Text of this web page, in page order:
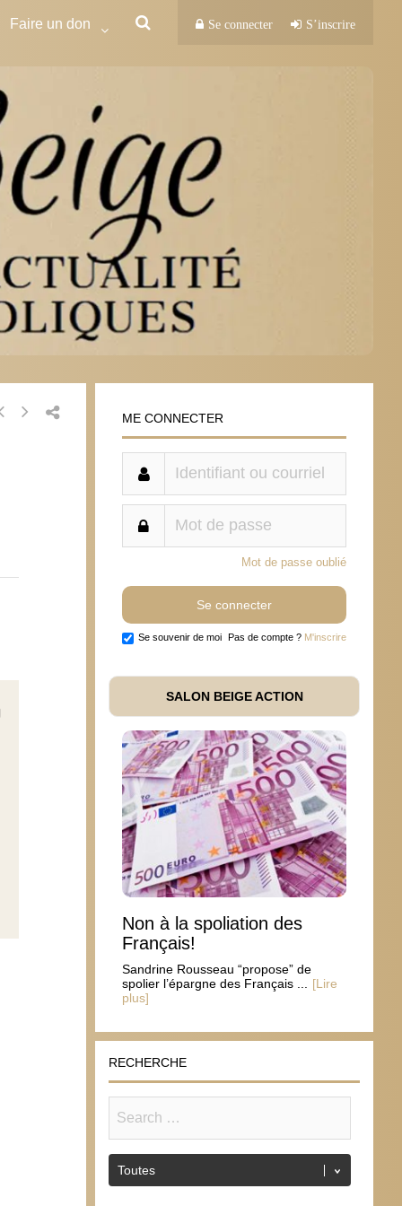
Faire un don Se connecter S’inscrire
ME CONNECTER
Mot de passe oublié
Se souvenir de moi Pas de compte ? M'inscrire
SALON BEIGE ACTION
Non à la spoliation des
Français!
Sandrine Rousseau “propose” de
spolier l’épargne des Français ...
[Lire
plus]
RECHERCHE